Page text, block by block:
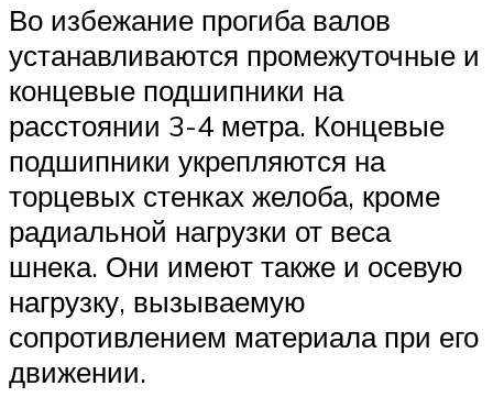
Во избежание прогиба валов
устанавливаются промежуточные и
концевые подшипники на
расстоянии 3-4 метра. Концевые
подшипники укрепляются на
торцевых стенках желоба, кроме
радиальной нагрузки от веса
шнека. Они имеют также и осевую
нагрузку, вызываемую
сопротивлением материала при его
движении.